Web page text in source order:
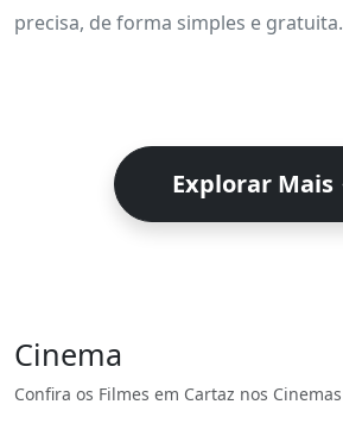
precisa, de forma simples e gratuita.
Explorar Mais
Cinema
Confira os Filmes em Cartaz nos Cinemas